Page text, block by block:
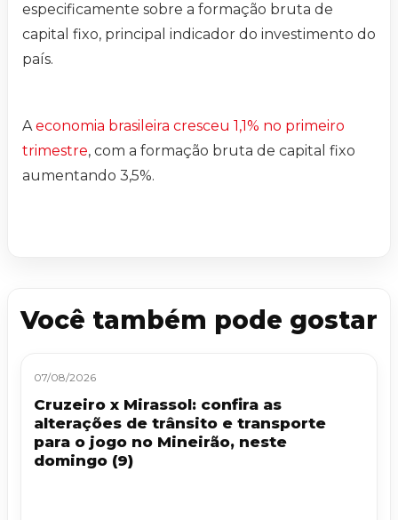
especificamente sobre a formação bruta de
capital fixo, principal indicador do investimento do
país.
Aeconomia brasileira cresceu 1,1% no primeiro
trimestre, com a formação bruta de capital fixo
aumentando 3,5%.
Você também pode gostar
07/08/2026
Cruzeiro x Mirassol: confira as
alterações de trânsito e transporte
para o jogo no Mineirão, neste
domingo (9)